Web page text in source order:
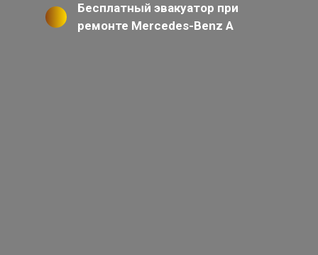
Бесплатный эвакуатор при
ремонте Mercedes-Benz A